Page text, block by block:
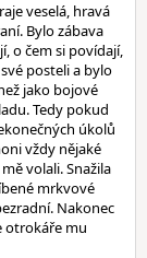
veselá, hravá
Bylo zábava
o čem si povídají,
posteli a bylo
jako bojové
Tedy pokud
úkolů
vždy nějaké
volali. Snažila
mrkvové
Nakonec
otrokáře mu